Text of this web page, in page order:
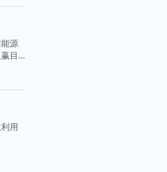
源
目
用